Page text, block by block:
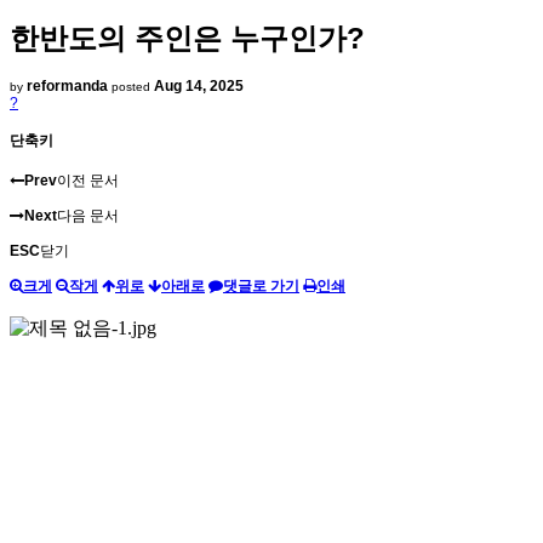
한반도의 주인은 누구인가?
by reformanda posted Aug 14, 2025
?
단축키
Prev이전 문서
Next다음 문서
ESC닫기
크게 작게 위로 아래로 댓글로 가기 인쇄